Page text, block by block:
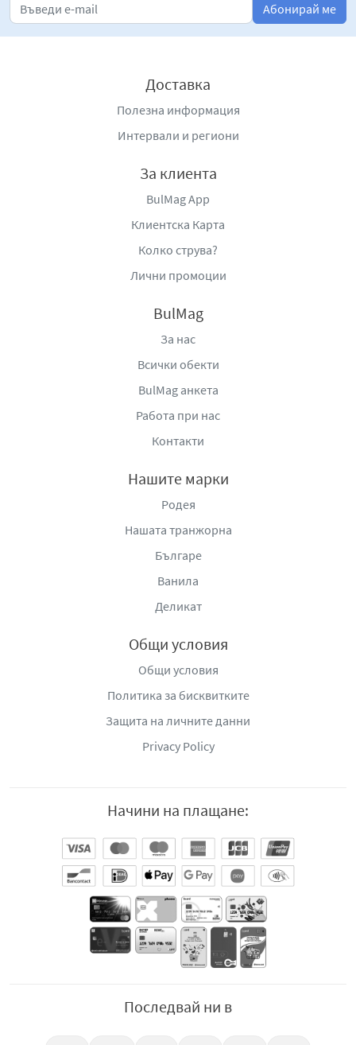
Абонирай ме
Доставка
Полезна информация
Интервали и региони
За клиента
BulMag App
Клиентска Карта
Колко струва?
Лични промоции
BulMag
За нас
Всички обекти
BulMag анкета
Работа при нас
Контакти
Нашите марки
Родея
Нашата транжорна
Българе
Ванила
Деликат
Общи условия
Общи условия
Политика за бисквитките
Защита на личните данни
Privacy Policy
Начини на плащане:
Последвай ни в